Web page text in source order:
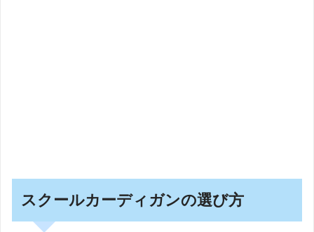
スクールカーディガンの選び方